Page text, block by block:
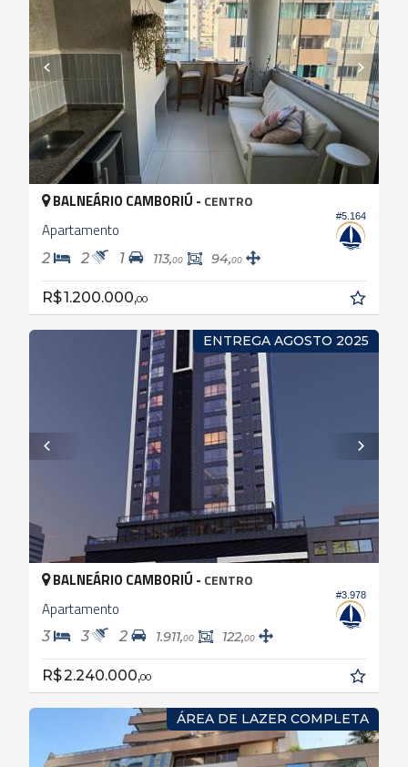
#5.164
BALNEÁRIO CAMBORIÚ - CENTRO
Apartamento
2 2 1 113,00 94,00
R$ 1.200.000,00
ENTREGA AGOSTO 2025
#3.978
BALNEÁRIO CAMBORIÚ - CENTRO
Apartamento
3 3 2 1.911,00 122,00
R$ 2.240.000,00
ÁREA DE LAZER COMPLETA